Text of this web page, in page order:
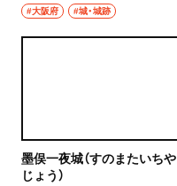
#大阪府 #城・城跡
墨俣一夜城（すのまたいちや
じょう）